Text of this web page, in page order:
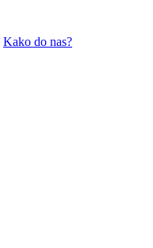
Kako do nas?